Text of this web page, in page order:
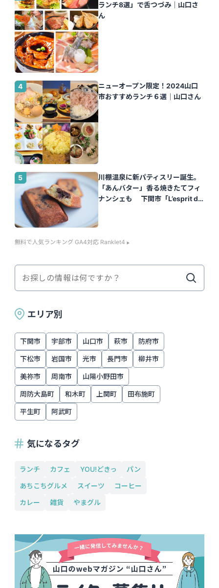
ランチ8選」で舌つづみ｜山口さ
ん
ニューオープン限定！2024山口
市おすすめランチ６選｜山口さん
川棚温泉に新パティスリー誕生。
「あんバター」香る焼きたてフィ
ナンシェも 下関市「L’esprit de
無料で人気ランキング GA4対応 Ranklet4
エリア別
下関市 宇部市 山口市 萩市 防府市
下松市 岩国市 光市 長門市 柳井市
美祢市 周南市 山陽小野田市
周防大島町 和木町 上関町 田布施町
平生町 阿武町
気になるタグ
ランチ カフェ YOU!どきっ
パン
あちこちグルメ
スイーツ
コーヒー
カレー
雑貨 やまグル